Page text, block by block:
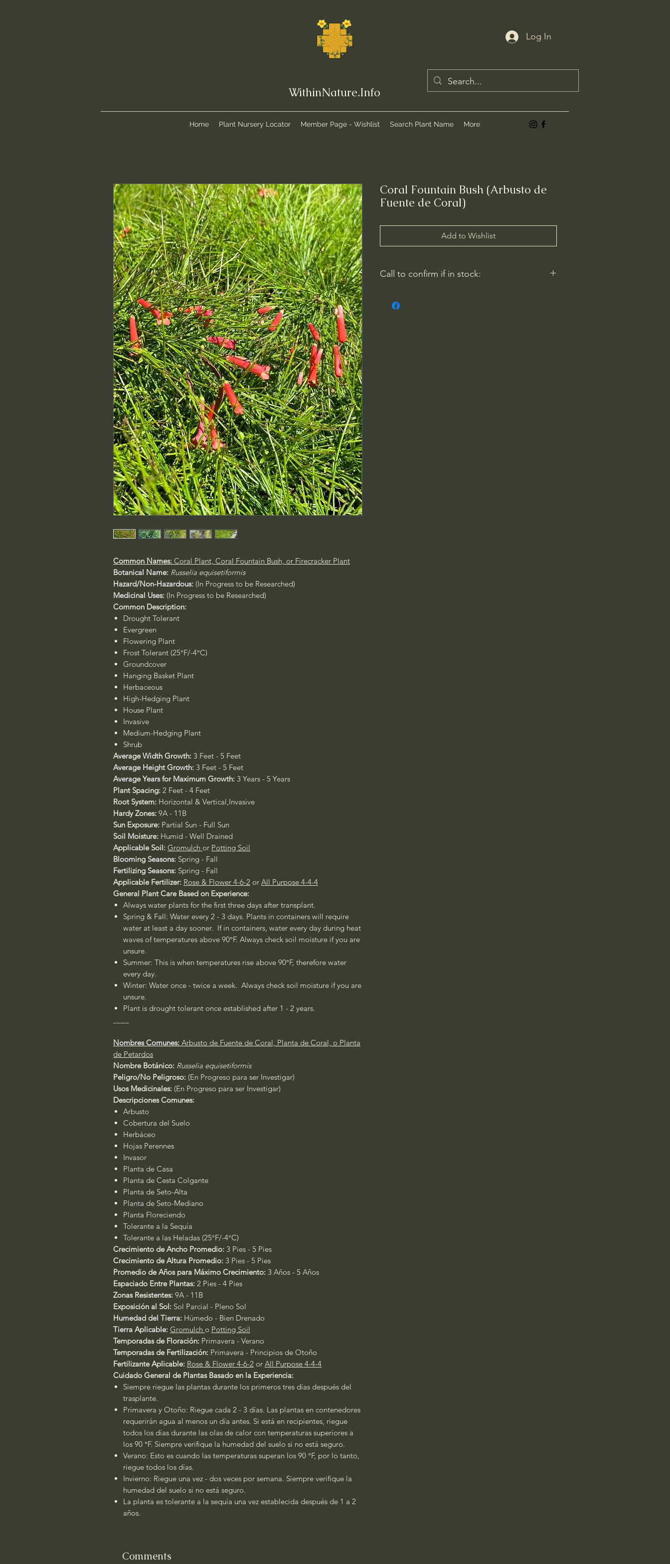
WithinNature.Info
Log In
Home Plant Nursery Locator Member Page - Wishlist Search Plant Name More
Common Names: Coral Plant, Coral Fountain Bush, or Firecracker Plant
Botanical Name: Russelia equisetiformis
Hazard/Non-Hazardous: (In Progress to be Researched)
Medicinal Uses: (In Progress to be Researched)
Common Description:
Drought Tolerant
Evergreen
Flowering Plant
Frost Tolerant (25°F/-4°C)
Groundcover
Hanging Basket Plant
Herbaceous
High-Hedging Plant
House Plant
Invasive
Medium-Hedging Plant
Shrub
Average Width Growth: 3 Feet - 5 Feet
Average Height Growth: 3 Feet - 5 Feet
Average Years for Maximum Growth: 3 Years - 5 Years
Plant Spacing: 2 Feet - 4 Feet
Root System: Horizontal & Vertical,Invasive
Hardy Zones: 9A - 11B
Sun Exposure: Partial Sun - Full Sun
Soil Moisture: Humid - Well Drained
Applicable Soil: Gromulch or Potting Soil
Blooming Seasons: Spring - Fall
Fertilizing Seasons: Spring - Fall
Applicable Fertilizer: Rose & Flower 4-6-2 or All Purpose 4-4-4
General Plant Care Based on Experience:
Always water plants for the first three days after transplant.
Spring & Fall: Water every 2 - 3 days. Plants in containers will require
water at least a day sooner. If in containers, water every day during heat
waves of temperatures above 90°F. Always check soil moisture if you are
unsure.
Summer: This is when temperatures rise above 90°F, therefore water
every day.
Winter: Water once - twice a week. Always check soil moisture if you are
unsure.
Plant is drought tolerant once established after 1 - 2 years.
Nombres Comunes: Arbusto de Fuente de Coral, Planta de Coral, o Planta
de Petardos
Nombre Botánico: Russelia equisetiformis
Peligro/No Peligroso: (En Progreso para ser Investigar)
Usos Medicinales: (En Progreso para ser Investigar)
Descripciones Comunes:
Arbusto
Cobertura del Suelo
Herbáceo
Hojas Perennes
Invasor
Planta de Casa
Planta de Cesta Colgante
Planta de Seto-Alta
Planta de Seto-Mediano
Planta Floreciendo
Tolerante a la Sequía
Tolerante a las Heladas (25°F/-4°C)
Crecimiento de Ancho Promedio: 3 Pies - 5 Pies
Crecimiento de Altura Promedio: 3 Pies - 5 Pies
Promedio de Años para Máximo Crecimiento: 3 Años - 5 Años
Espaciado Entre Plantas: 2 Pies - 4 Pies
Zonas Resistentes: 9A - 11B
Exposición al Sol: Sol Parcial - Pleno Sol
Humedad del Tierra: Húmedo - Bien Drenado
Tierra Aplicable: Gromulch o Potting Soil
Temporadas de Floración: Primavera - Verano
Temporadas de Fertilización: Primavera - Principios de Otoño
Fertilizante Aplicable: Rose & Flower 4-6-2 or All Purpose 4-4-4
Cuidado General de Plantas Basado en la Experiencia:
Siempre riegue las plantas durante los primeros tres días después del
trasplante.
Primavera y Otoño: Riegue cada 2 - 3 días. Las plantas en contenedores
requerirán agua al menos un día antes. Si está en recipientes, riegue
todos los días durante las olas de calor con temperaturas superiores a
los 90 °F. Siempre verifique la humedad del suelo si no está seguro.
Verano: Esto es cuando las temperaturas superan los 90 °F, por lo tanto,
riegue todos los días.
Invierno: Riegue una vez - dos veces por semana. Siempre verifique la
humedad del suelo si no está seguro.
La planta es tolerante a la sequía una vez establecida después de 1 a 2
años.
Coral Fountain Bush (Arbusto de
Fuente de Coral)
Add to Wishlist
Call to confirm if in stock:
WithinNature.info may carry this in stock.
Comments